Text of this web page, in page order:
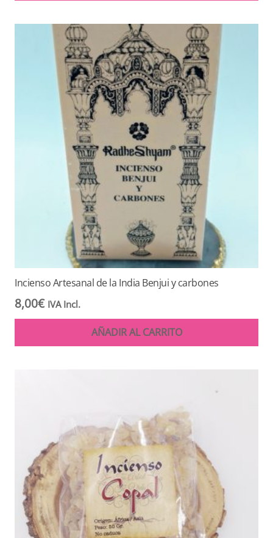
Incienso Artesanal de la India Benjui y carbones
8,00€ IVA Incl.
AÑADIR AL CARRITO